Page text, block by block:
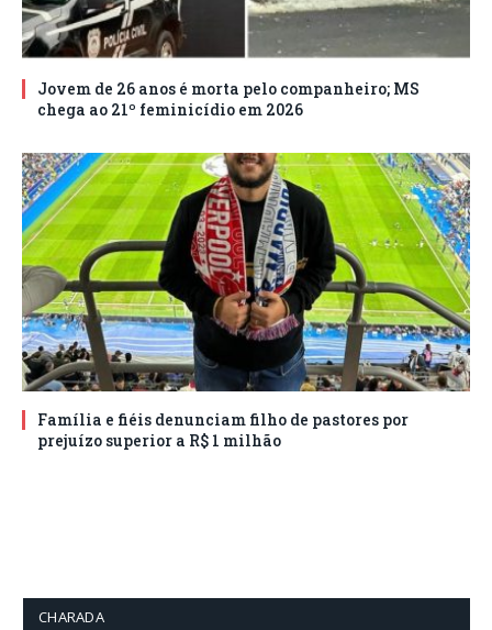
Jovem de 26 anos é morta pelo companheiro; MS
chega ao 21º feminicídio em 2026
Família e fiéis denunciam filho de pastores por
prejuízo superior a R$ 1 milhão
CHARADA